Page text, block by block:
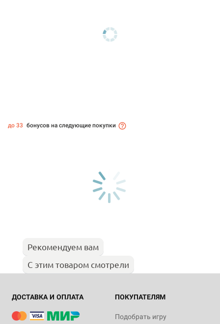
до 33 бонусов на следующие покупки
Рекомендуем вам
С этим товаром смотрели
ДОСТАВКА И ОПЛАТА ПОКУПАТЕЛЯМ
Подобрать игру